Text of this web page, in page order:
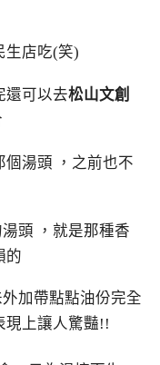
生店吃(笑)
還可以去松山文創
個湯頭 ，之前也不
頭 ，就是那種香
的
加帶點點油份完全
現上讓人驚豔!!